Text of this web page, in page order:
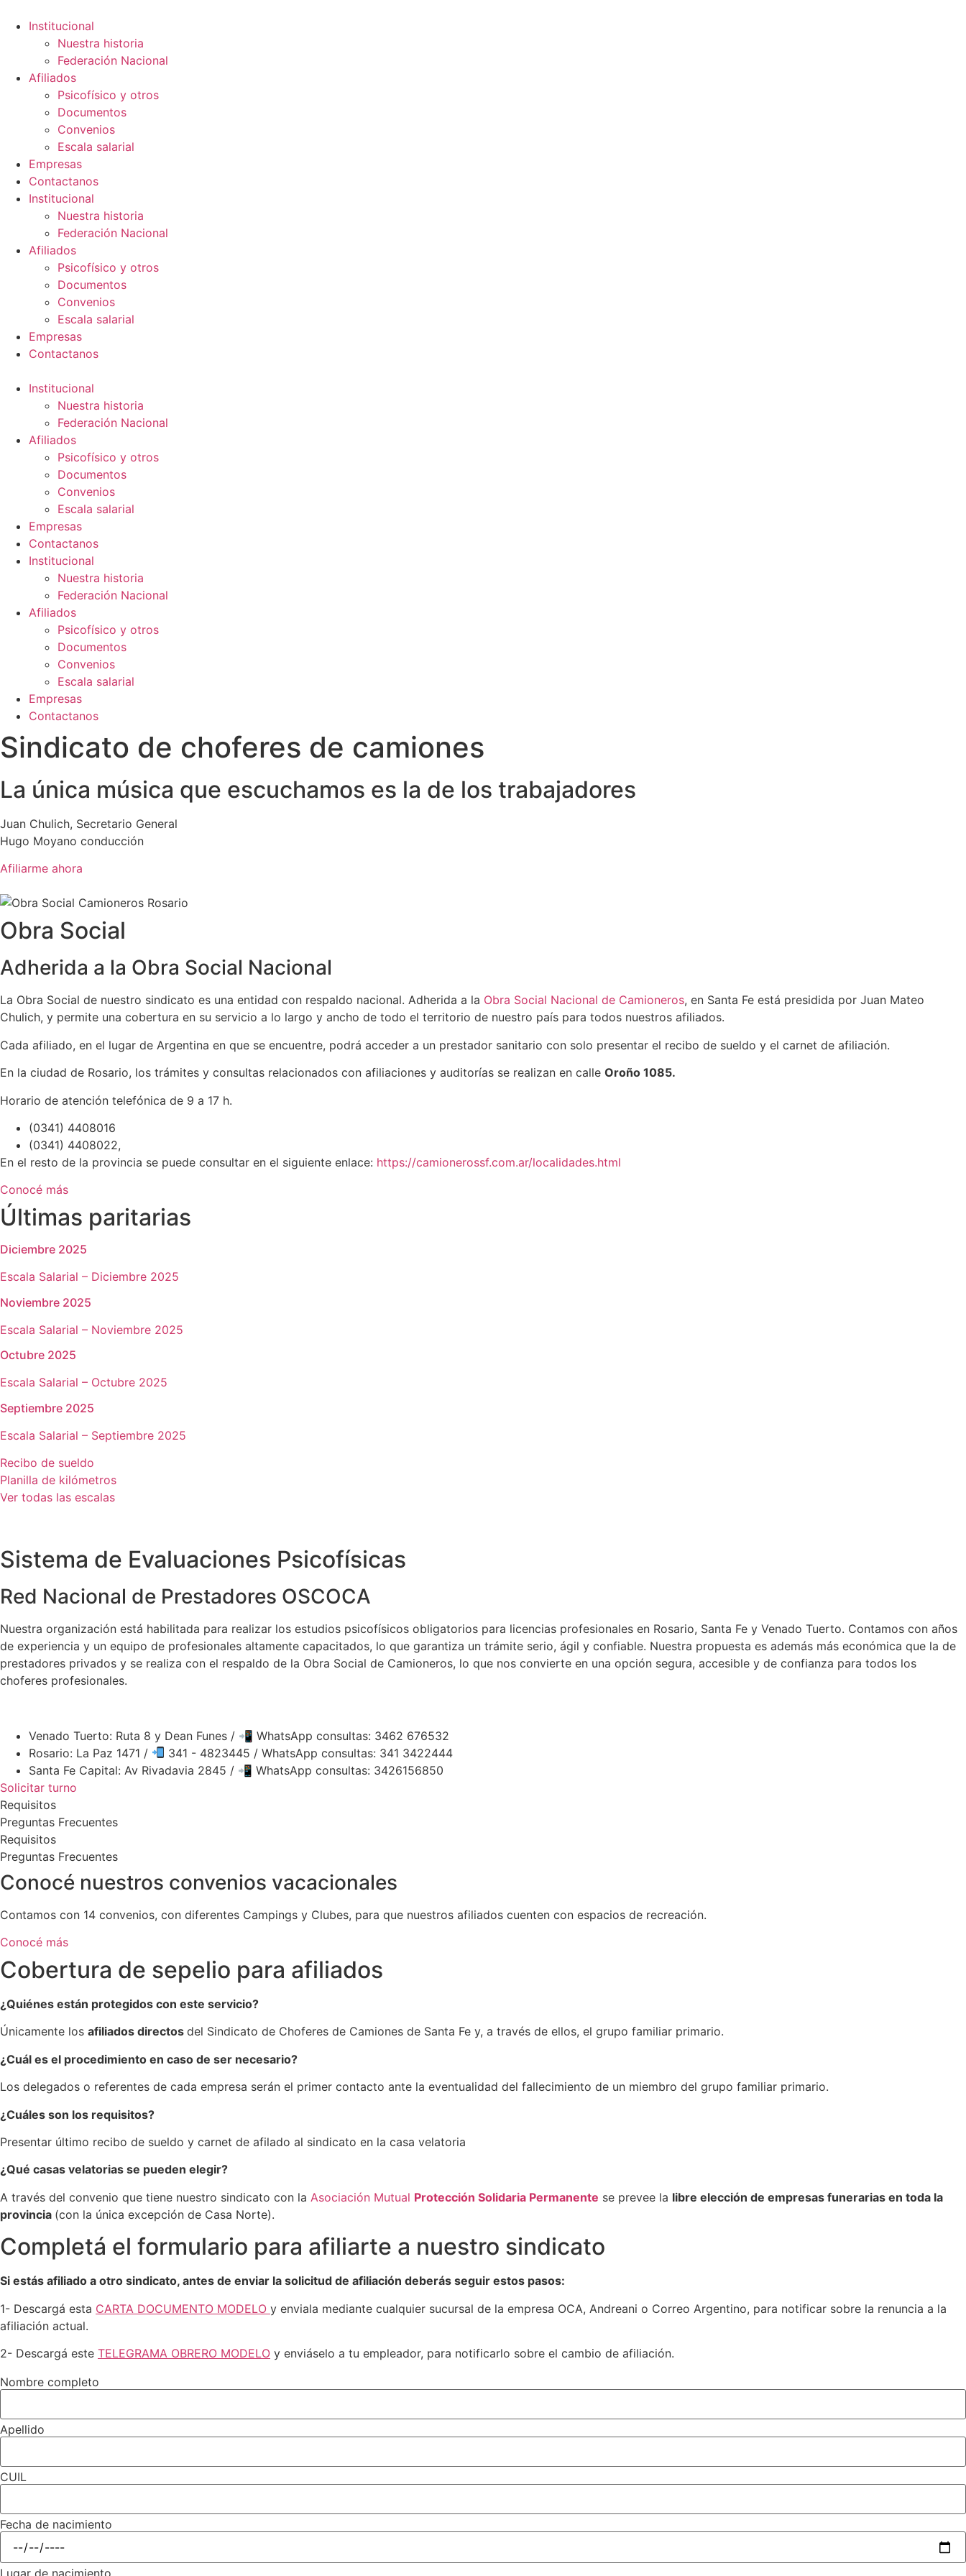
contenido
Institucional
Nuestra historia
Federación Nacional
Afiliados
Psicofísico y otros
Documentos
Convenios
Escala salarial
Empresas
Contactanos
Institucional
Nuestra historia
Federación Nacional
Afiliados
Psicofísico y otros
Documentos
Convenios
Escala salarial
Empresas
Contactanos
Institucional
Nuestra historia
Federación Nacional
Afiliados
Psicofísico y otros
Documentos
Convenios
Escala salarial
Empresas
Contactanos
Institucional
Nuestra historia
Federación Nacional
Afiliados
Psicofísico y otros
Documentos
Convenios
Escala salarial
Empresas
Contactanos
Sindicato de choferes de camiones
La única música que escuchamos es la de los trabajadores
Juan Chulich, Secretario General
Hugo Moyano conducción
Afiliarme ahora
Obra Social
Adherida a la Obra Social Nacional
La Obra Social de nuestro sindicato es una entidad con respaldo nacional. Adherida a la Obra Social Nacional de Camioneros, en Santa Fe está presidida por Juan Mateo
Chulich, y permite una cobertura en su servicio a lo largo y ancho de todo el territorio de nuestro país para todos nuestros afiliados.
Cada afiliado, en el lugar de Argentina en que se encuentre, podrá acceder a un prestador sanitario con solo presentar el recibo de sueldo y el carnet de afiliación.
En la ciudad de Rosario, los trámites y consultas relacionados con afiliaciones y auditorías se realizan en calle Oroño 1085.
Horario de atención telefónica de 9 a 17 h.
(0341) 4408016
(0341) 4408022,
En el resto de la provincia se puede consultar en el siguiente enlace: https://camionerossf.com.ar/localidades.html
Conocé más
Últimas paritarias
Diciembre 2025
Escala Salarial – Diciembre 2025
Noviembre 2025
Escala Salarial – Noviembre 2025
Octubre 2025
Escala Salarial – Octubre 2025
Septiembre 2025
Escala Salarial – Septiembre 2025
Recibo de sueldo
Planilla de kilómetros
Ver todas las escalas
Sistema de Evaluaciones Psicofísicas
Red Nacional de Prestadores OSCOCA
Nuestra organización está habilitada para realizar los estudios psicofísicos obligatorios para licencias profesionales en Rosario, Santa Fe y Venado Tuerto. Contamos con años
de experiencia y un equipo de profesionales altamente capacitados, lo que garantiza un trámite serio, ágil y confiable. Nuestra propuesta es además más económica que la de
prestadores privados y se realiza con el respaldo de la Obra Social de Camioneros, lo que nos convierte en una opción segura, accesible y de confianza para todos los
choferes profesionales.
Venado Tuerto: Ruta 8 y Dean Funes / 📲 WhatsApp consultas: 3462 676532
Rosario: La Paz 1471 /
341 - 4823445 / WhatsApp consultas: 341 3422444
Santa Fe Capital: Av Rivadavia 2845 / 📲 WhatsApp consultas: 3426156850
Solicitar turno
Requisitos
Preguntas Frecuentes
Requisitos
Preguntas Frecuentes
Conocé nuestros convenios vacacionales
Contamos con 14 convenios, con diferentes Campings y Clubes, para que nuestros afiliados cuenten con espacios de recreación.
Conocé más
Cobertura de sepelio para afiliados
¿Quiénes están protegidos con este servicio?
Únicamente los afiliados directos del Sindicato de Choferes de Camiones de Santa Fe y, a través de ellos, el grupo familiar primario.
¿Cuál es el procedimiento en caso de ser necesario?
Los delegados o referentes de cada empresa serán el primer contacto ante la eventualidad del fallecimiento de un miembro del grupo familiar primario.
¿Cuáles son los requisitos?
Presentar último recibo de sueldo y carnet de afilado al sindicato en la casa velatoria
¿Qué casas velatorias se pueden elegir?
A través del convenio que tiene nuestro sindicato con la Asociación Mutual Protección Solidaria Permanente se prevee la libre elección de empresas funerarias en toda la
provincia (con la única excepción de Casa Norte).
Completá el formulario para afiliarte a nuestro sindicato
Si estás afiliado a otro sindicato, antes de enviar la solicitud de afiliación deberás seguir estos pasos:
1- Descargá esta CARTA DOCUMENTO MODELO y enviala mediante cualquier sucursal de la empresa OCA, Andreani o Correo Argentino, para notificar sobre la renuncia a la
afiliación actual.
2- Descargá este TELEGRAMA OBRERO MODELO y enviáselo a tu empleador, para notificarlo sobre el cambio de afiliación.
Nombre completo
Apellido
CUIL
Fecha de nacimiento